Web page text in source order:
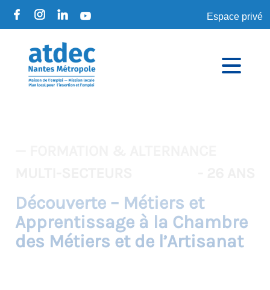
Espace privé
Découverte – Métiers et
Apprentissage à la Chambre
des Métiers et de l’Artisanat